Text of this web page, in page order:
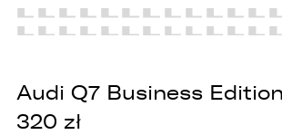
Audi Q7 Business
320 zł